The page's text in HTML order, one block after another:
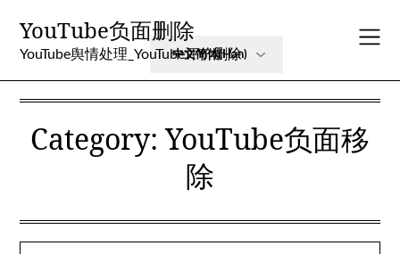
content
YouTube负面删除
YouTube舆情处理_YouTube评价删除
Category:YouTube负面移
除